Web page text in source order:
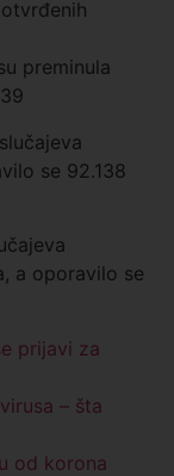
preminula
se 92.138
a oporavilo se
prijavi za
– šta
od korona